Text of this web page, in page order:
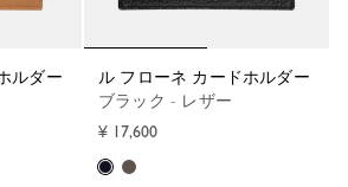
ルダー
ル フローネ カードホルダー
ブラック - レザー
¥ 17,600